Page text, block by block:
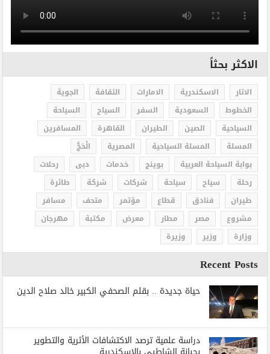
الاكثر بحثاً
الاثار الاسكندرية الامارات الثقافة
الجوية
الخطوط
السعودية السفر السياح
السياحة
السياحية
الصين الطيران القاهرة
المسافرين
المسلة
المسلة السياحية المصرية
الْحَجُّ
بوابة السياحة العربية
بوينج خدمات دبى
رحلات
رحلة
سياح سياحة شركات شركة
طائرة
طيران
فنادق قطاع مؤتمر متحف
مسافر
مشروع
مصر مطار معرض مكتبة
مهرجان
وزارة
وزير وزيرة
Recent Posts
حياة جديدة .. بقلم الصحفي الكبير خالد صلاح الدين
دراسة علمية ترصد الاكتشافات الأثرية والتطوير